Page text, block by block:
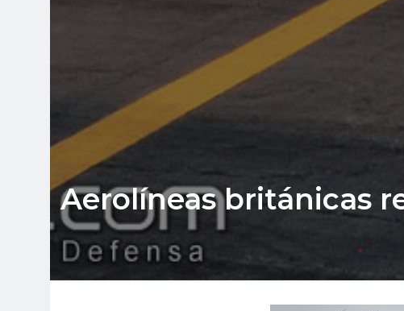
Aerolíneas británicas